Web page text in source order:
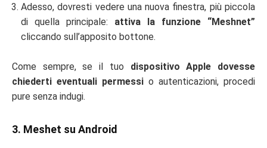
Adesso, dovresti vedere una nuova finestra, più piccola
di quella principale: attiva la funzione “Meshnet”
cliccando sull’apposito bottone.
Come sempre, se il tuo dispositivo Apple dovesse
chiederti eventuali permessi o autenticazioni, procedi
pure senza indugi.
3. Meshet su Android